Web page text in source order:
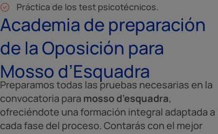
Práctica de los test psicotécnicos.
Academia de preparación
de la Oposición para
Mosso d’Esquadra
Preparamos todas las pruebas necesarias en la
convocatoria para mosso d’esquadra,
ofreciéndote una formación integral adaptada a
cada fase del proceso. Contarás con el mejor